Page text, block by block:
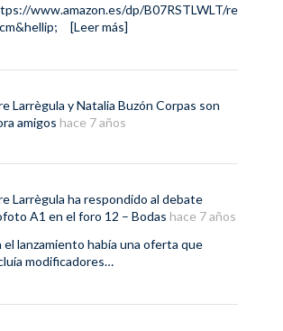
www.amazon.es/dp/B07RSTLWLT/re
; [Leer más]
Larrègula yNatalia Buzón Corpas son
amigos hace 7 años
Larrègula ha respondido al debate
A1 en el foro 12 – Bodas hace 7 años
el lanzamiento había una oferta que
modificadores…